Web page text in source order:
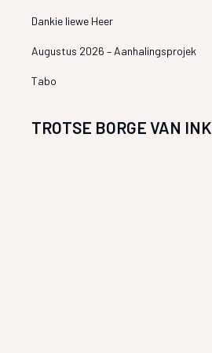
Dankie liewe Heer
Augustus 2026 – Aanhalingsprojek
Tabo
TROTSE BORGE VAN INK